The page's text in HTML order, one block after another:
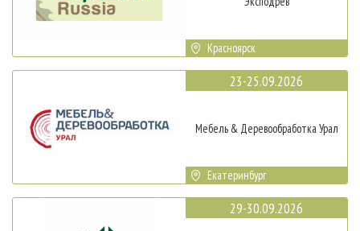
Красноярск
23-25.09.2026
Мебель & Деревообработка Урал
Екатеринбург
29-30.09.2026